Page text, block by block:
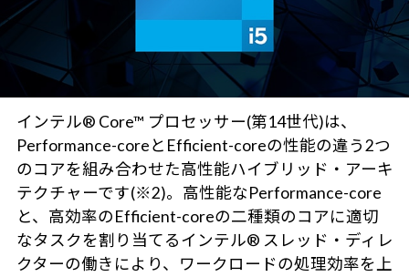
インテル® Core™ プロセッサー(第14世代)は、
Performance-coreとEfficient-coreの性能の違う2つ
のコアを組み合わせた高性能ハイブリッド・アーキ
テクチャーです(※2)。高性能なPerformance-core
と、高効率のEfficient-coreの二種類のコアに適切
なタスクを割り当てるインテル® スレッド・ディレ
クターの働きにより、ワークロードの処理効率を上